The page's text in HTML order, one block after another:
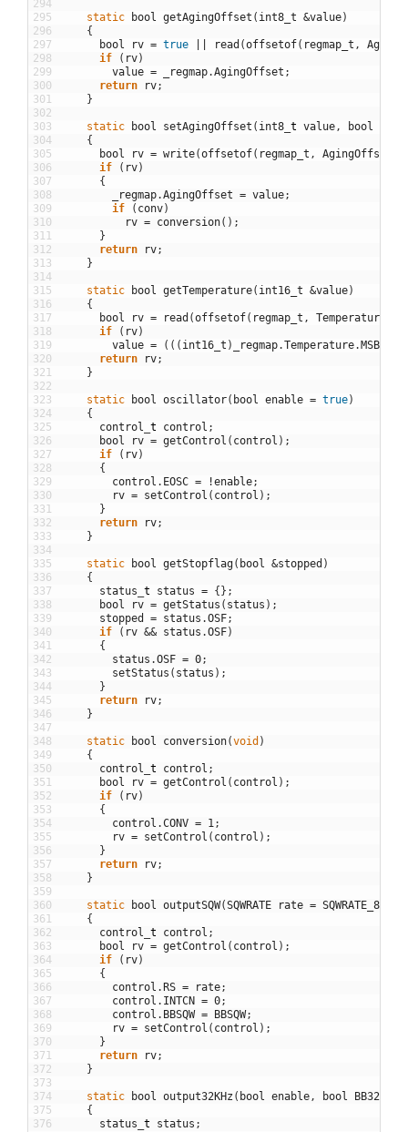
294
295
296
297
298
299
300
301
302
303
304
305
306
307
308
309
310
311
312
313
314
315
316
317
318
319
320
321
322
323
324
325
326
327
328
329
330
331
332
333
334
335
336
337
338
339
340
341
342
343
344
345
346
347
348
349
350
351
352
353
354
355
356
357
358
359
360
361
362
363
364
365
366
367
368
369
370
371
372
373
374
375
376
static bool getAgingOffset ( int8_t &value)
{
bool
rv = true read (offsetof( regmap_t ,
if
( rv)
value = _regmap.AgingOffset ;
return
rv;
}
static bool setAgingOffset ( int8 t value , bool
{
bool
rv = write(offsetof( regmap_t , AgingOffset
if
( rv)
{
_regmap.AgingOffset = value;
if
( conv)
rv = conversion( ) ;
}
return
rv;
}
static bool getTemperature( int16_t &value)
{
bool
rv = read (offsetof( regmap_t , Temperature
if
( rv)
value = ( ( ( int16_t ) _regmap.Temperature.MSB
return
rv;
}
static bool oscillator( bool enable = true)
{
control
t control ;
bool
rv = getControl ( control ) ;
if
( rv)
{
control . EOSC = !enable;
rv = setControl ( control ) ;
}
return
rv;
}
static bool getStopflag( bool &stopped )
{
status t status = {} ;
bool
rv = getStatus ( status ) ;
stopped
= status .OSF;
if
( rv && status .OSF)
{
status .OSF = 0;
setStatus ( status ) ;
}
return
rv;
}
static bool conversion(void )
{
control
t control ;
bool
rv = getControl ( control ) ;
if
( rv)
{
control .CONV = 1 ;
rv = setControl ( control ) ;
}
return
rv;
}
static bool outputSQW(SQWRATE rate = SQWRATE_8192
{
control
t control ;
bool
rv = getControl ( control ) ;
if
( rv)
{
control .RS = rate;
control . INTCN = 0;
control . BBSQW = BBSQW;
rv = setControl ( control ) ;
}
return
rv;
}
static bool output32KHz ( bool enable , bool BB32KHz
{
status t status ;